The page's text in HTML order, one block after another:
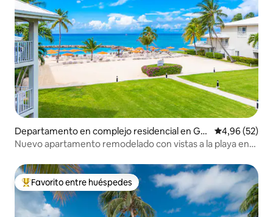
Departamento en complejo residencial en Ge
orge Town
Calificación
4,96 (52)
Nuevo apartamento remodelado con vistas a la playa en
Favorito entre los huéspedes más destacados
Favorito entre huéspedes